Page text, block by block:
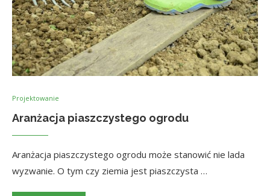
Projektowanie
Aranżacja piaszczystego ogrodu
Aranżacja piaszczystego ogrodu może stanowić nie lada
wyzwanie. O tym czy ziemia jest piaszczysta …